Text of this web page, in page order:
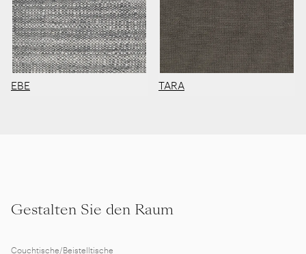
EBE TARA
Gestalten Sie den Raum
Couchtische/Beistelltische